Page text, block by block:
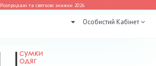
Розпродажі та святкові знижки 2026
Особистий Кабінет